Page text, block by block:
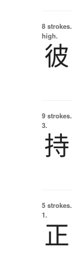
8 strokes.
high.
彼
9 strokes.
3.
持
5 strokes.
1.
正